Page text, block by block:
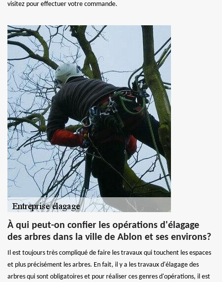
visitez pour effectuer votre commande.
À qui peut-on confier les opérations d'élagage
des arbres dans la ville de Ablon et ses environs?
Il est toujours très compliqué de faire les travaux qui touchent les espaces
et plus précisément les arbres. En fait, il y a les travaux d'élagage des
arbres qui sont obligatoires et pour réaliser ces genres d'opérations, il est